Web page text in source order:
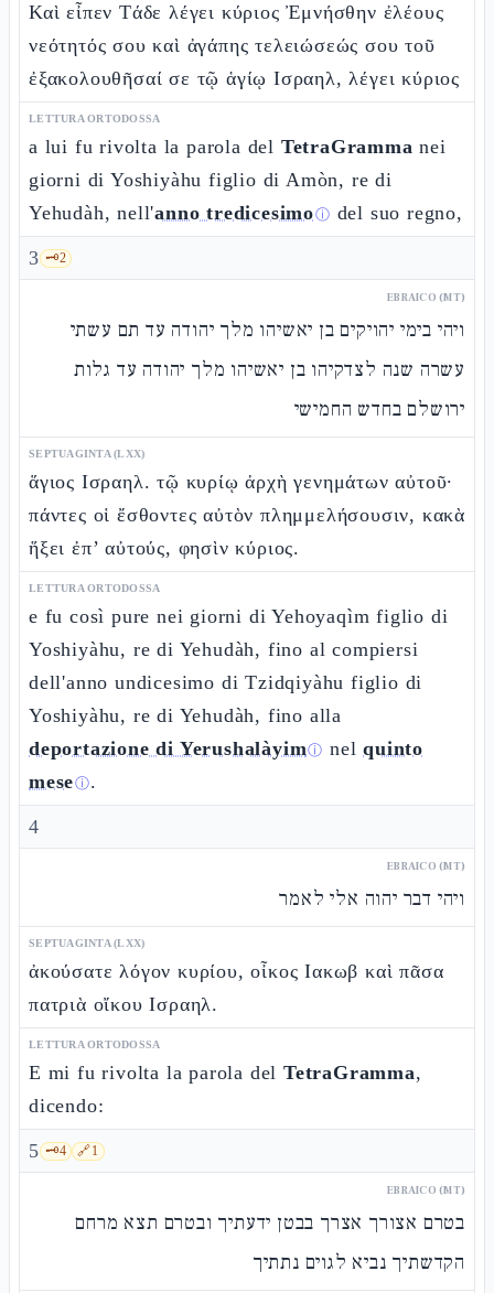
Καὶ εἶπεν Τάδε λέγει κύριος Ἐμνήσθην ἐλέους
νεότητός σου καὶ ἀγάπης τελειώσεώς σου τοῦ
ἐξακολουθῆσαί σε τῷ ἁγίῳ Ισραηλ, λέγει κύριος
LETTURA ORTODOSSA
a lui fu rivolta la parola del TetraGramma nei
giorni di Yoshiyàhu figlio di Amòn, re di
Yehudàh, nell'anno tredicesimoⓘ del suo regno,
3 🗝️2
EBRAICO (MT)
ויהי בימי יהויקים בן יאשיהו מלך יהודה עד תם עשתי
עשרה שנה לצדקיהו בן יאשיהו מלך יהודה עד גלות
ירושלם בחדש החמישי
SEPTUAGINTA (LXX)
ἅγιος Ισραηλ. τῷ κυρίῳ ἀρχὴ γενημάτων αὐτοῦ·
πάντες οἱ ἔσθοντες αὐτὸν πλημμελήσουσιν, κακὰ
ἥξει ἐπ’ αὐτούς, φησὶν κύριος.
LETTURA ORTODOSSA
e fu così pure nei giorni di Yehoyaqìm figlio di
Yoshiyàhu, re di Yehudàh, fino al compiersi
dell'anno undicesimo di Tzidqiyàhu figlio di
Yoshiyàhu, re di Yehudàh, fino alla
deportazione di Yerushalàyimⓘ nelquinto
meseⓘ.
4
EBRAICO (MT)
ויהי דבר יהוה אלי לאמר
SEPTUAGINTA (LXX)
ἀκούσατε λόγον κυρίου, οἶκος Ιακωβ καὶ πᾶσα
πατριὰ οἴκου Ισραηλ.
LETTURA ORTODOSSA
E mi fu rivolta la parola del TetraGramma,
dicendo:
5 🗝️4 🔗1
EBRAICO (MT)
בטרם אצורך אצרך בבטן ידעתיך ובטרם תצא מרחם
הקדשתיך נביא לגוים נתתיך